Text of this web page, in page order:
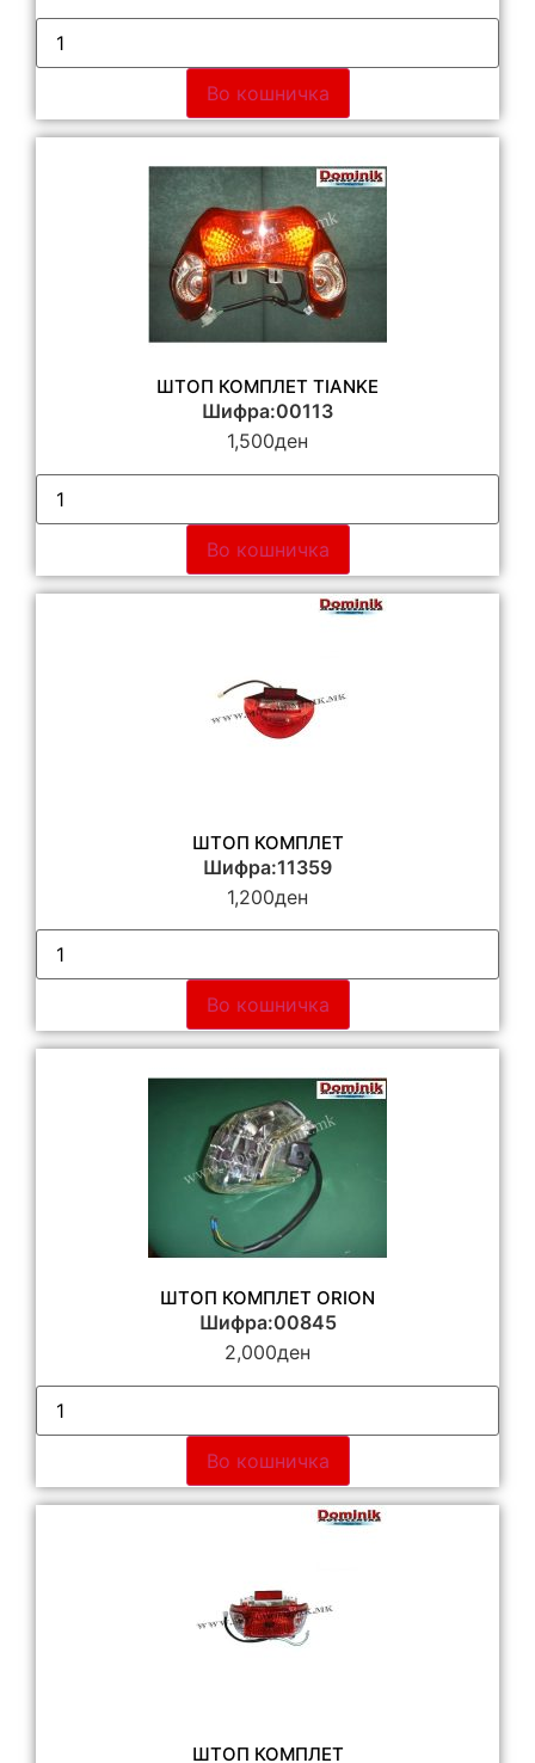
Во кошничка
ШТОП КОМПЛЕТ TIANKE
Шифра:00113
1,500ден
Во кошничка
ШТОП КОМПЛЕТ
Шифра:11359
1,200ден
Во кошничка
ШТОП КОМПЛЕТ ORION
Шифра:00845
2,000ден
Во кошничка
ШТОП КОМПЛЕТ